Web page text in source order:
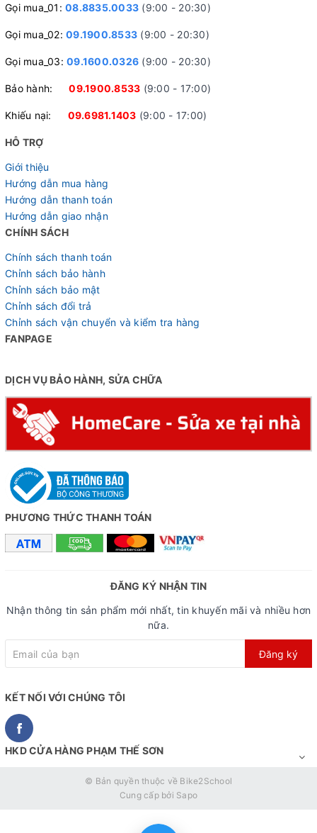
Gọi mua_01: 08.8835.0033 (9:00 - 20:30)
Gọi mua_02: 09.1900.8533 (9:00 - 20:30)
Gọi mua_03: 09.1600.0326 (9:00 - 20:30)
Bảo hành:09.1900.8533 (9:00 - 17:00)
Khiếu nại: 09.6981.1403 (9:00 - 17:00)
HỖ TRỢ
Giới thiệu
Hướng dẫn mua hàng
Hướng dẫn thanh toán
Hướng dẫn giao nhận
CHÍNH SÁCH
Chính sách thanh toán
Chỉnh sách bảo hành
Chỉnh sách bảo mật
Chỉnh sách đổi trả
Chỉnh sách vận chuyển và kiểm tra hàng
FANPAGE
DỊCH VỤ BẢO HÀNH, SỬA CHỮA
PHƯƠNG THỨC THANH TOÁN
ĐĂNG KÝ NHẬN TIN
Nhận thông tin sản phẩm mới nhất, tin khuyến mãi và nhiều hơn
nữa.
Đăng ký
KẾT NỐI VỚI CHÚNG TÔI
HKD CỬA HÀNG PHẠM THẾ SƠN
© Bản quyền thuộc về Bike2School
Cung cấp bởi Sapo